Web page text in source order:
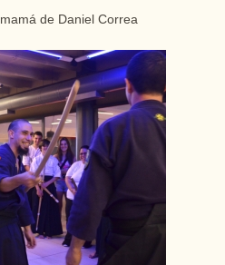
mamáde Daniel Correa